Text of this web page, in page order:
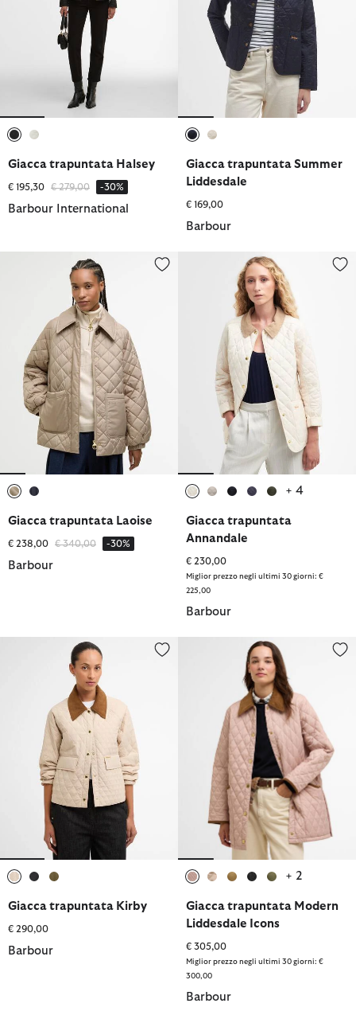
Giacca trapuntata Halsey
€ 195,30 Prezzo ridotto da
€ 279,00a -30%
Barbour International
Giacca trapuntata Summer
Liddesdale
€ 169,00
Barbour
Giacca trapuntata Laoise
Giacca trapuntata Laoise
€ 238,00 Prezzo ridotto da
€ 340,00a -30%
Barbour
Giacca trapuntata Annandale
+ 4
Giacca trapuntata
Annandale
€ 230,00
Miglior prezzo negli ultimi 30 giorni: €
225,00
Barbour
Giacca trapuntata Kirby
Giacca trapuntata Kirby
€ 290,00
Barbour
Giacca trapuntata Modern
+ 2
Giacca trapuntata Modern
Liddesdale Icons
€ 305,00
Miglior prezzo negli ultimi 30 giorni: €
300,00
Barbour